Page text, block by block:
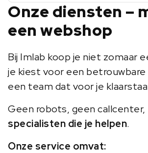
Onze diensten –
een webshop
Bij Imlab koop je niet zomaar
je kiest voor een
een team dat voor je
Geen robots, geen callcenter,
specialisten die je helpen.
Onze service omvat: